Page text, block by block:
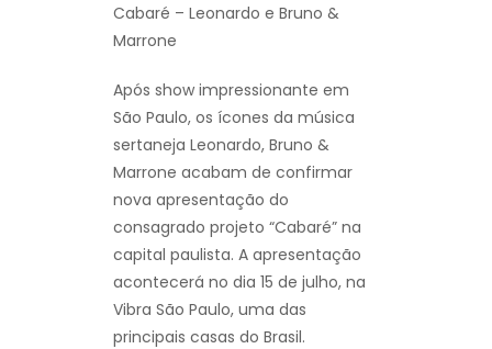
Cabaré – Leonardo e Bruno &
Marrone
Após show impressionante em
São Paulo, os ícones da música
sertaneja Leonardo, Bruno &
Marrone acabam de confirmar
nova apresentação do
consagrado projeto “Cabaré” na
capital paulista. A apresentação
acontecerá no dia 15 de julho, na
Vibra São Paulo, uma das
principais casas do Brasil.